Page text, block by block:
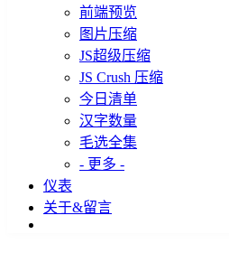
前端预览
图片压缩
JS超级压缩
JS Crush 压缩
今日清单
汉字数量
毛选全集
- 更多 -
仪表
关于&留言